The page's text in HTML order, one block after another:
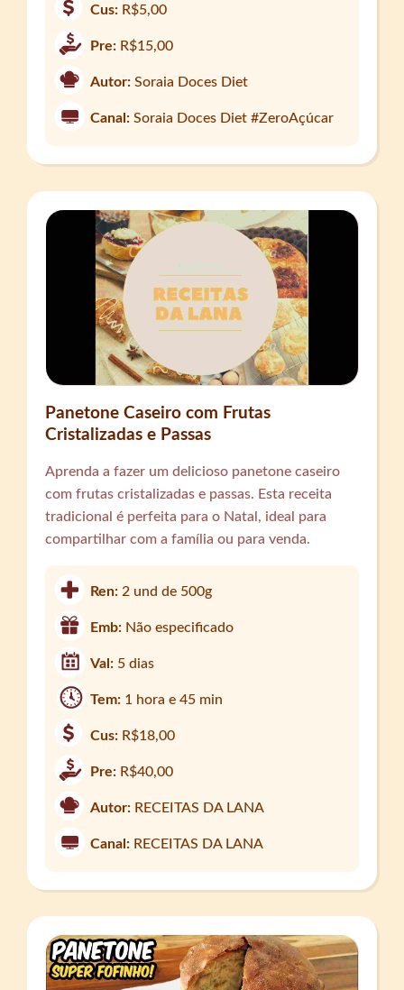
Cus: R$5,00
Pre: R$15,00
Autor: Soraia Doces Diet
Canal: Soraia Doces Diet #ZeroAçúcar
Panetone Caseiro com Frutas
Cristalizadas e Passas
Aprenda a fazer um delicioso panetone caseiro
com frutas cristalizadas e passas. Esta receita
tradicional é perfeita para o Natal, ideal para
compartilhar com a família ou para venda.
Ren: 2 und de 500g
Emb: Não especificado
Val: 5 dias
Tem: 1 hora e 45 min
Cus: R$18,00
Pre: R$40,00
Autor: RECEITAS DA LANA
Canal: RECEITAS DA LANA